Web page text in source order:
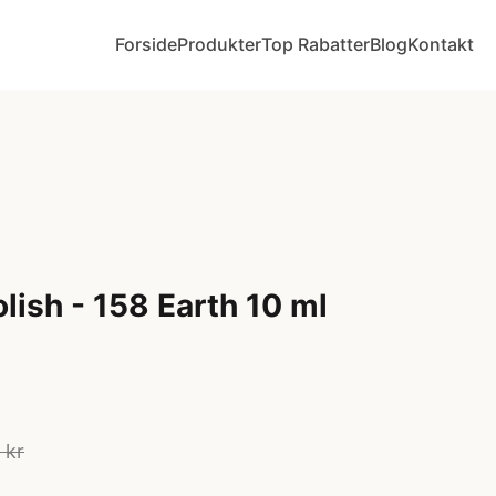
ForsideProdukterTop RabatterBlogKontakt
- 158 Earth 10 ml
kr